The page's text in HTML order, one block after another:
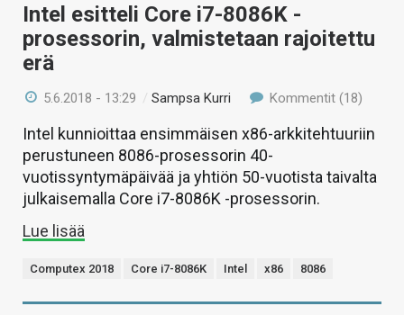
Intel esitteli Core i7-8086K -
prosessorin, valmistetaan rajoitettu
erä
5.6.2018 - 13:29 /Sampsa Kurri Kommentit (18)
Intel kunnioittaa ensimmäisen x86-arkkitehtuuriin
perustuneen 8086-prosessorin 40-
vuotissyntymäpäivää ja yhtiön 50-vuotista taivalta
julkaisemalla Core i7-8086K -prosessorin.
Lue lisää
Computex 2018 Core i7-8086K Intel x86 8086